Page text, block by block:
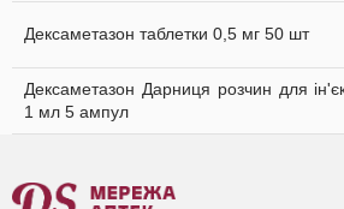
Дексаметазон таблетки 0,5 мг 50 шт
Дексаметазон Дарниця розчин для
1 мл 5 ампул